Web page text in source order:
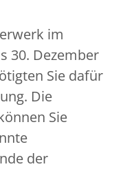
im
30. Dezember
Sie dafür
Die
Sie
der